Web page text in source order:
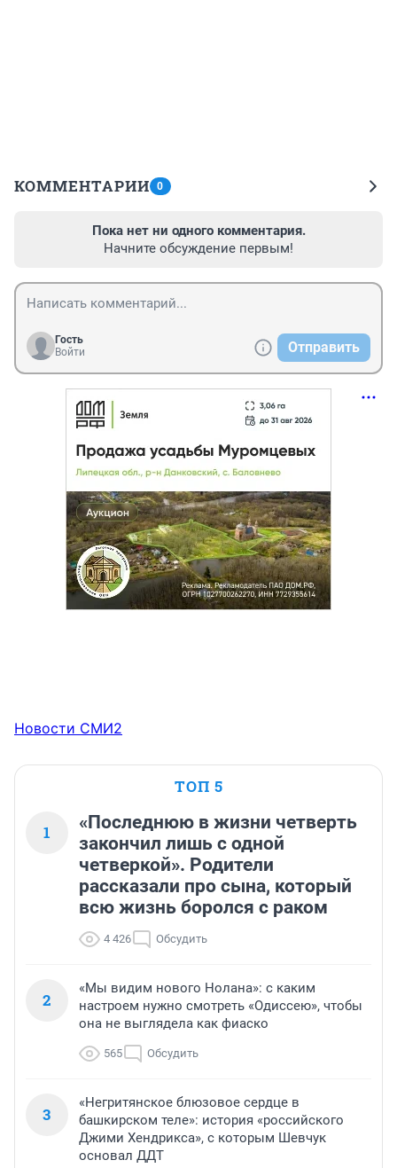
КОММЕНТАРИИ 0
Пока нет ни одного комментария.
Начните обсуждение первым!
Гость
Войти
Отправить
Новости СМИ2
ТОП 5
1
«Последнюю в жизни четверть
закончил лишь с одной
четверкой». Родители
рассказали про сына, который
всю жизнь боролся с раком
4 426 Обсудить
2
«Мы видим нового Нолана»: с каким
настроем нужно смотреть «Одиссею», чтобы
она не выглядела как фиаско
565 Обсудить
3
«Негритянское блюзовое сердце в
башкирском теле»: история «российского
Джими Хендрикса», с которым Шевчук
основал ДДТ